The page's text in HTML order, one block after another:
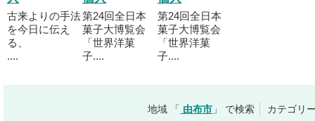
古来よりの手法
を今日に伝え
る、
....
第24回全日本
菓子大博覧会
「世界洋菓
子....
第24回全日本
菓子大博覧会
「世界洋菓
子....
地域 「 由布市 」 で検索 カテゴリ